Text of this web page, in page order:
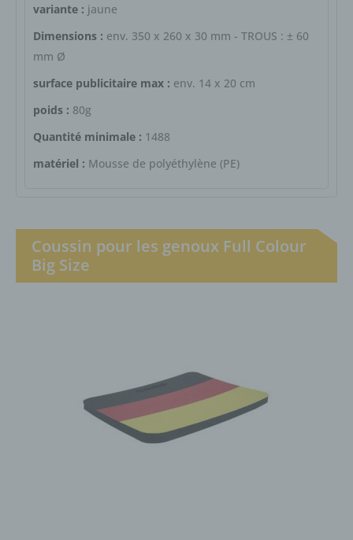
variante : jaune
Dimensions : env. 350 x 260 x 30 mm - TROUS : ± 60
mm Ø
surface publicitaire max : env. 14 x 20 cm
poids : 80g
Quantité minimale : 1488
matériel : Mousse de polyéthylène (PE)
Coussin pour les genoux Full Colour
Big Size